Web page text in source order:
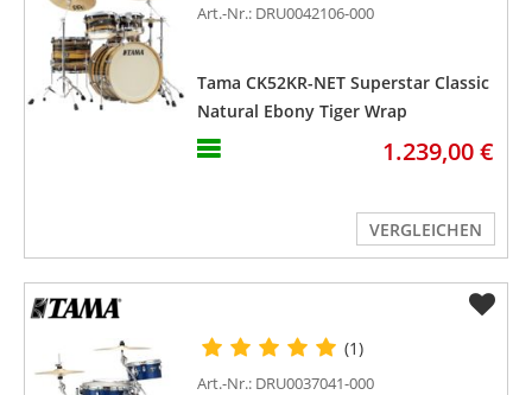
Art.-Nr.: DRU0042106-000
Tama CK52KR-NET Superstar Classic
Natural Ebony Tiger Wrap
1.239,00 €
VERGLEICHEN
(1)
Art.-Nr.: DRU0037041-000